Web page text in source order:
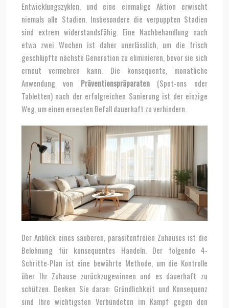
Entwicklungszyklen, und eine einmalige Aktion erwischt
niemals alle Stadien. Insbesondere die verpuppten Stadien
sind extrem widerstandsfähig. Eine Nachbehandlung nach
etwa zwei Wochen ist daher unerlässlich, um die frisch
geschlüpfte nächste Generation zu eliminieren, bevor sie sich
erneut vermehren kann. Die konsequente, monatliche
Anwendung von Präventionspräparaten(Spot-ons oder
Tabletten) nach der erfolgreichen Sanierung ist der einzige
Weg, um einen erneuten Befall dauerhaft zu verhindern.
Der Anblick eines sauberen, parasitenfreien Zuhauses ist die
Belohnung für konsequentes Handeln. Der folgende 4-
Schritte-Plan ist eine bewährte Methode, um die Kontrolle
über Ihr Zuhause zurückzugewinnen und es dauerhaft zu
schützen. Denken Sie daran: Gründlichkeit und Konsequenz
sind Ihre wichtigsten Verbündeten im Kampf gegen den